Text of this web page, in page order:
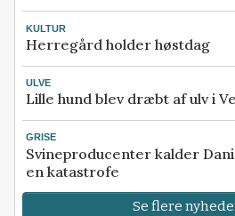
KULTUR
Herregård holder høstdag
ULVE
Lille hund blev dræbt af ulv i
GRISE
Svineproducenter kalder
en katastrofe
Se flere